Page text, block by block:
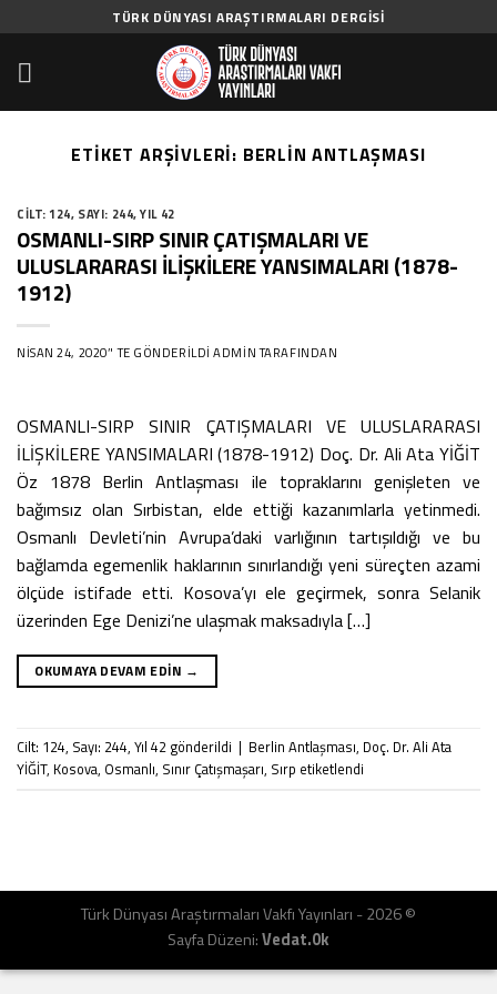
to
content
TÜRK DÜNYASI ARAŞTIRMALARI DERGISI
ETIKET ARŞIVLERI: BERLIN ANTLAŞMASI
CILT: 124, SAYI: 244,YIL 42
OSMANLI-SIRP SINIR ÇATIŞMALARI VE
ULUSLARARASI İLİŞKİLERE YANSIMALARI (1878-
1912)
NISAN 24, 2020’' TE GÖNDERILDI ADMINTARAFINDAN
OSMANLI-SIRP SINIR ÇATIŞMALARI VE ULUSLARARASI
İLİŞKİLERE YANSIMALARI (1878-1912) Doç. Dr. Ali Ata YİĞİT
Öz 1878 Berlin Antlaşması ile topraklarını genişleten ve
bağımsız olan Sırbistan, elde ettiği kazanımlarla yetinmedi.
Osmanlı Devleti’nin Avrupa’daki varlığının tartışıldığı ve bu
bağlamda egemenlik haklarının sınırlandığı yeni süreçten azami
ölçüde istifade etti. Kosova’yı ele geçirmek, sonra Selanik
üzerinden Ege Denizi’ne ulaşmak maksadıyla […]
OKUMAYA DEVAM EDIN →
Cilt: 124, Sayı: 244, Yıl 42 gönderildi | Berlin Antlaşması, Doç. Dr. Ali Ata
YİĞİT, Kosova, Osmanlı, Sınır Çatışmaşarı, Sırp etiketlendi
Türk Dünyası Araştırmaları Vakfı Yayınları - 2026 ©
Sayfa Düzeni:Vedat.0k